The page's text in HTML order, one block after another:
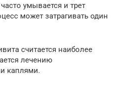
умывается и трет
может затрагивать один
считается наиболее
лечению
каплями.